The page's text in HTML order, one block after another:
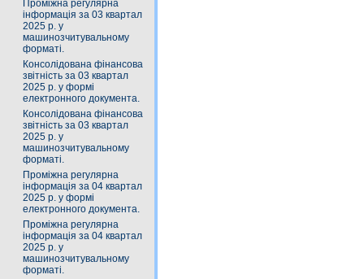
Проміжна регулярна
інформація за 03 квартал
2025 р. у
машинозчитувальному
форматі.
Консолідована фінансова
звітність за 03 квартал
2025 р. у формі
електронного документа.
Консолідована фінансова
звітність за 03 квартал
2025 р. у
машинозчитувальному
форматі.
Проміжна регулярна
інформація за 04 квартал
2025 р. у формі
електронного документа.
Проміжна регулярна
інформація за 04 квартал
2025 р. у
машинозчитувальному
форматі.